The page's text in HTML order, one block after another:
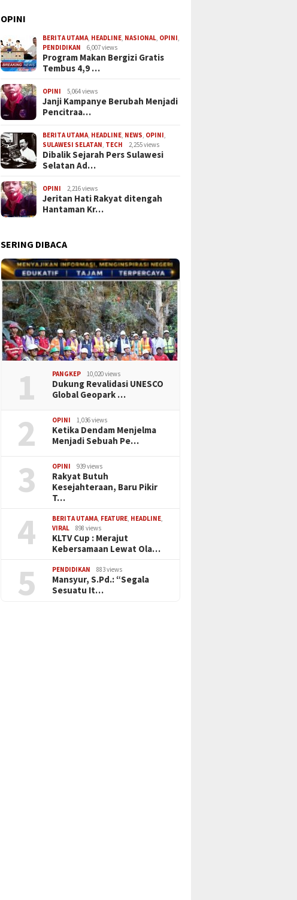
OPINI
BERITA UTAMA, HEADLINE, NASIONAL, OPINI,
PENDIDIKAN
6,007 views
Program Makan Bergizi Gratis
Tembus 4,9 …
OPINI 5,064 views
Janji Kampanye Berubah Menjadi
Pencitraa…
BERITA UTAMA, HEADLINE, NEWS, OPINI,
SULAWESI SELATAN, TECH 2,255 views
Dibalik Sejarah Pers Sulawesi
Selatan Ad…
OPINI 2,216 views
Jeritan Hati Rakyat ditengah
Hantaman Kr…
SERING DIBACA
1 PANGKEP 10,020 views
Dukung Revalidasi UNESCO
Global Geopark …
2 OPINI 1,036 views
Ketika Dendam Menjelma
Menjadi Sebuah Pe…
3 OPINI 939 views
Rakyat Butuh
Kesejahteraan, Baru Pikir
T…
4 BERITA UTAMA, FEATURE, HEADLINE,
VIRAL
898 views
KLTV Cup : Merajut
Kebersamaan Lewat Ola…
5 PENDIDIKAN 883 views
Mansyur, S.Pd.: “Segala
Sesuatu It…